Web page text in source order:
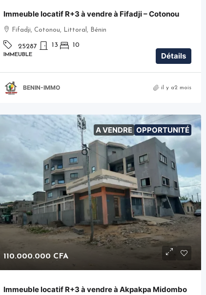
Immeuble locatif R+3 à vendre à Fifadji – Cotonou
Fifadji, Cotonou, Littoral, Bénin
25287 13 10
IMMEUBLE Détails
BENIN-IMMO il y a2 mois
A VENDRE OPPORTUNITÉ
110.000.000 CFA
Immeuble locatif R+3 à vendre à Akpakpa Midombo